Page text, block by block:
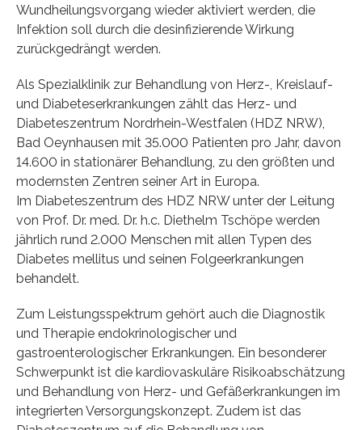
Wundheilungsvorgang wieder aktiviert werden, die
Infektion soll durch die desinfizierende Wirkung
zurückgedrängt werden.
Als Spezialklinik zur Behandlung von Herz-, Kreislauf-
und Diabeteserkrankungen zählt das Herz- und
Diabeteszentrum Nordrhein-Westfalen (HDZ NRW),
Bad Oeynhausen mit 35.000 Patienten pro Jahr, davon
14.600 in stationärer Behandlung, zu den größten und
modernsten Zentren seiner Art in Europa.
Im Diabeteszentrum des HDZ NRW unter der Leitung
von Prof. Dr. med. Dr. h.c. Diethelm Tschöpe werden
jährlich rund 2.000 Menschen mit allen Typen des
Diabetes mellitus und seinen Folgeerkrankungen
behandelt.
Zum Leistungsspektrum gehört auch die Diagnostik
und Therapie endokrinologischer und
gastroenterologischer Erkrankungen. Ein besonderer
Schwerpunkt ist die kardiovaskuläre Risikoabschätzung
und Behandlung von Herz- und Gefäßerkrankungen im
integrierten Versorgungskonzept. Zudem ist das